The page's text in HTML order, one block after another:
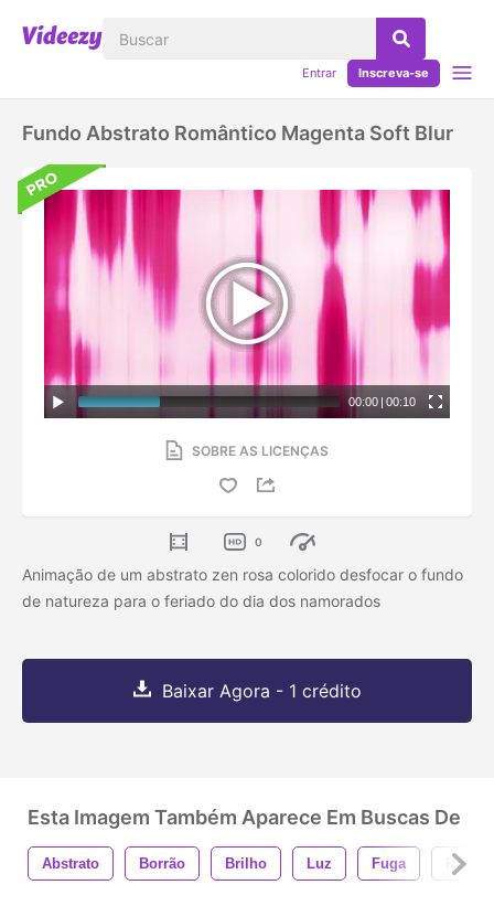
Entrar Inscreva-se
Fundo Abstrato Romântico Magenta Soft Blur
00:00 | 00:10
SOBRE AS LICENÇAS
0
Animação de um abstrato zen rosa colorido desfocar o fundo
de natureza para o feriado do dia dos namorados
Baixar Agora - 1 crédito
Esta Imagem Também Aparece Em Buscas De
Abstrato Borrão Brilho Luz Fuga Raios